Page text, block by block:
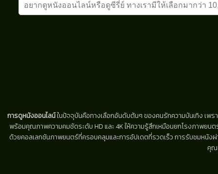
การดูหนังออนไลน์ในปัจจุบันคือทางเลือกอันดับต้นๆ ของคนรักความบันเทิง เพร
พร้อมคุณภาพความคมชัดระดับ HD และ 4K ให้ความรู้สึกเหมือนยกโรงภาพยน
ด้วยคอลเลกชันภาพยนตร์ที่ครอบคลุมและการอัปเดตที่รวดเร็ว การรับชมหนัง
คุณ